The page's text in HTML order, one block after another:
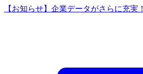
【お知らせ】企業データがさらに充実！